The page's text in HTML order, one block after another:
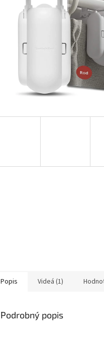
Popis Videá (1)
Podrobný popis